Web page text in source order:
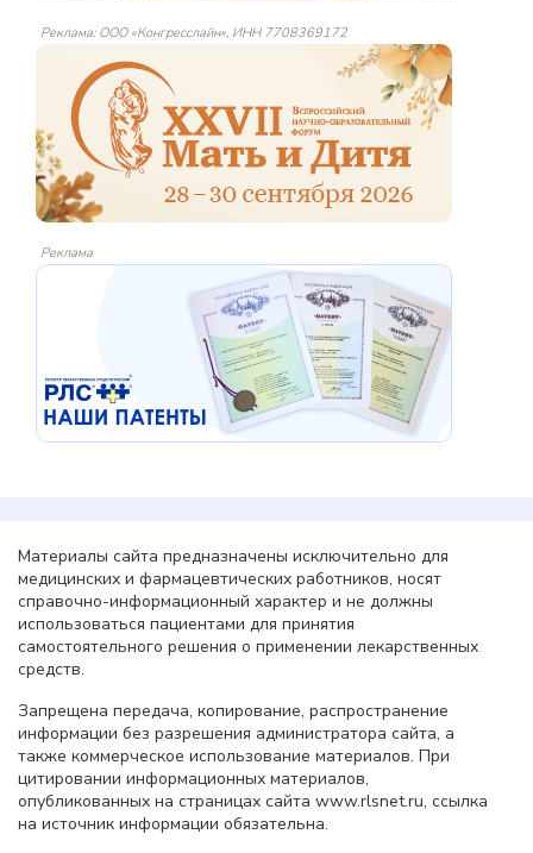
Реклама: ООО «Конгресслайн», ИНН 7708369172
Реклама
Материалы сайта предназначены исключительно для
медицинских и фармацевтических работников, носят
справочно-информационный характер и не должны
использоваться пациентами для принятия
самостоятельного решения о применении лекарственных
средств.
Запрещена передача, копирование, распространение
информации без разрешения администратора сайта, а
также коммерческое использование материалов. При
цитировании информационных материалов,
опубликованных на страницах сайта www.rlsnet.ru, ссылка
на источник информации обязательна.